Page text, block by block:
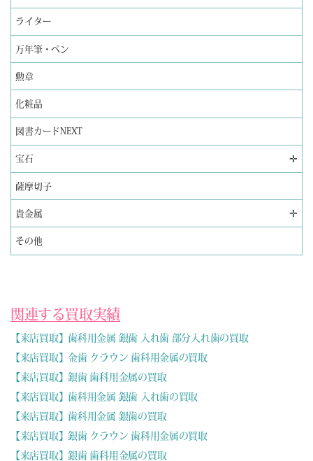
ライター
万年筆・ペン
勲章
化粧品
図書カードNEXT
宝石 ✛
薩摩切子
貴金属 ✛
その他
関連する買取実績
【来店買取】歯科用金属 銀歯 入れ歯 部分入れ歯の買取
【来店買取】金歯 クラウン 歯科用金属の買取
【来店買取】銀歯 歯科用金属の買取
【来店買取】歯科用金属 銀歯 入れ歯の買取
【来店買取】歯科用金属 銀歯の買取
【来店買取】銀歯 クラウン 歯科用金属の買取
【来店買取】銀歯 歯科用金属の買取